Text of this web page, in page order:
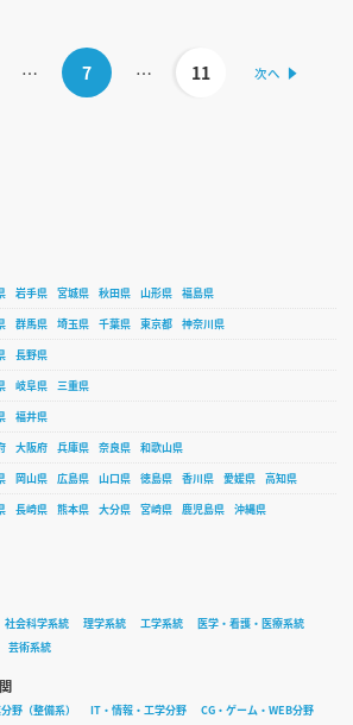
… 7 … 11
岩手県 宮城県 秋田県 山形県
福島県
群馬県 埼玉県 千葉県 東京都
神奈川県
長野県
岐阜県
三重県
福井県
大阪府 兵庫県 奈良県
和歌山県
岡山県 広島県 山口県 徳島県 香川県 愛媛県
高知県
長崎県 熊本県 大分県 宮崎県 鹿児島県 沖縄県
社会科学系統 理学系統 工学系統
医学・看護・医療系統
芸術系統
野（整備系） IT・情報・工学分野
CG・ゲーム・WEB分野